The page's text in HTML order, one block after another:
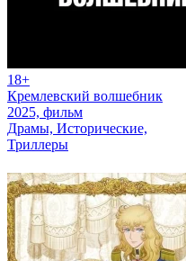
18+
Кремлевский волшебник
2025, фильм
Драмы, Исторические,
Триллеры